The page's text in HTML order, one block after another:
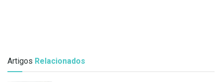
Artigos Relacionados